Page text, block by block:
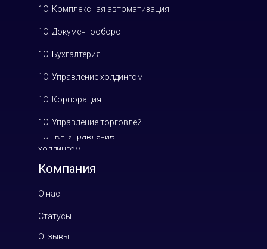
Компания
1С: Комплексная автоматизация
1С: Документооборот
1С: Управление холдингом
1С: Корпорация
1С: Бухгалтерия
1С: Управление торговлей
1С:ERP Управление
холдингом
О нас
Статусы
Отзывы